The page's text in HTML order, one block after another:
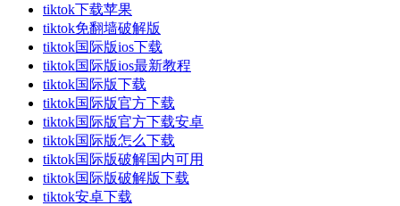
tiktok下载苹果
tiktok免翻墙破解版
tiktok国际版ios下载
tiktok国际版ios最新教程
tiktok国际版下载
tiktok国际版官方下载
tiktok国际版官方下载安卓
tiktok国际版怎么下载
tiktok国际版破解国内可用
tiktok国际版破解版下载
tiktok安卓下载